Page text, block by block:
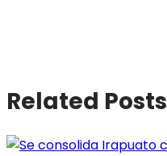
Related Posts